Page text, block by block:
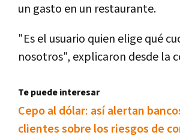
un gasto en un restaurante.
"Es el usuario quien elige qué
nosotros", explicaron desde la
Te puede interesar
Cepo al dólar: así alertan
clientes sobre los riesgos de